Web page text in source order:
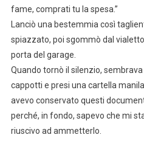
fame, comprati tu la spesa.”
Lanciò una bestemmia così
spiazzato, poi sgommò dal
porta del garage.
Quando tornò il silenzio,
cappotti e presi una cartella
avevo conservato questi
perché, in fondo, sapevo che mi
riuscivo ad ammetterlo.